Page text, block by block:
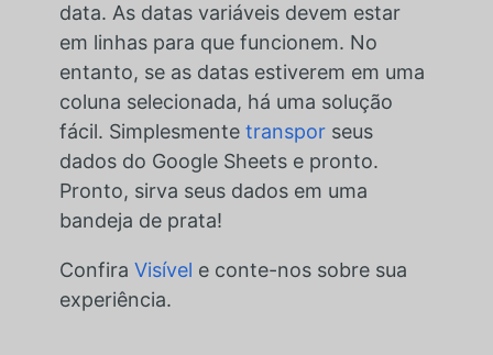
data. As datas variáveis devem estar
em linhas para que funcionem. No
entanto, se as datas estiverem em uma
coluna selecionada, há uma solução
fácil. Simplesmente transporseus
dados do Google Sheets e pronto.
Pronto, sirva seus dados em uma
bandeja de prata!
Confira Visível e conte-nos sobre sua
experiência.